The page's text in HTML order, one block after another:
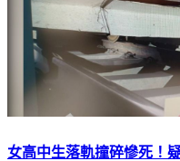
女高中生落軌撞碎慘死！